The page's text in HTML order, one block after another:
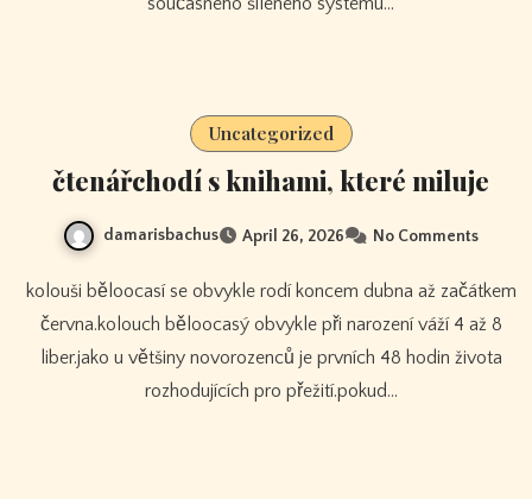
Uncategorized
čtenářchodí s knihami, které miluje
damarisbachus April 26, 2026 No Comments
kolouši běloocasí se obvykle rodí koncem dubna až začátkem
června.kolouch běloocasý obvykle při narození váží 4 až 8
liber.jako u většiny novorozenců je prvních 48 hodin života
rozhodujících pro přežití.pokud…